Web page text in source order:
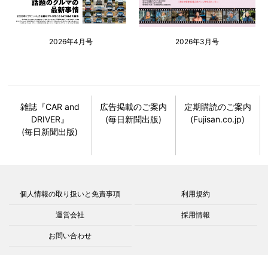
2026年4月号 2026年3月号
雑誌『CAR and
DRIVER』
(毎日新聞出版)
広告掲載のご案内
(毎日新聞出版)
定期購読のご案内
(Fujisan.co.jp)
個人情報の取り扱いと免責事項 利用規約
運営会社 採用情報
お問い合わせ